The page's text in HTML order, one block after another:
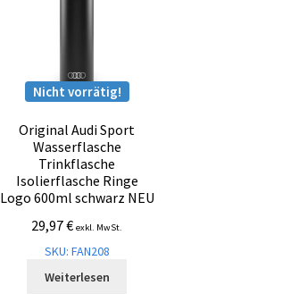
Nicht vorrätig!
Original Audi Sport
Wasserflasche
Trinkflasche
Isolierflasche Ringe
Logo 600ml schwarz NEU
29,97€ exkl. MwSt.
SKU: FAN208
Weiterlesen